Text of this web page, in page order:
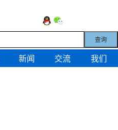
查询
新闻 交流 我们